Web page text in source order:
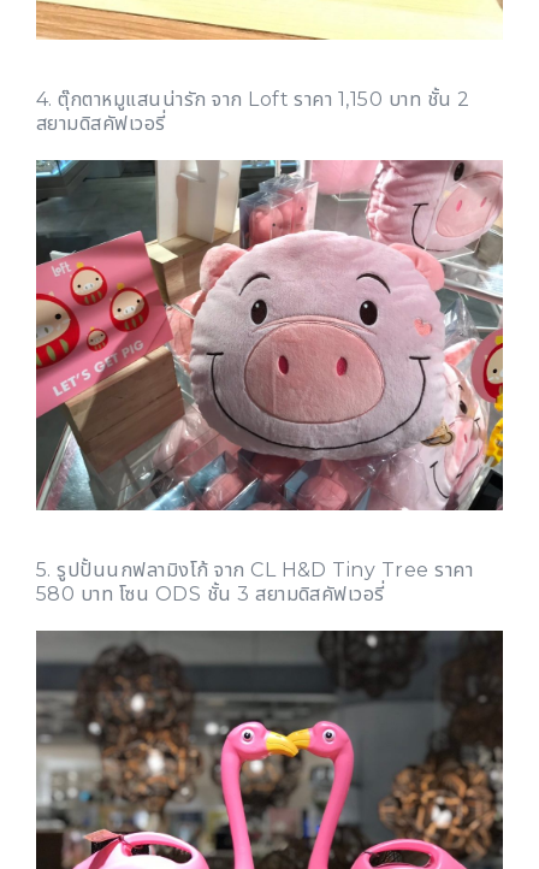
4. ตุ๊กตาหมูแสนน่ารัก จาก Loft ราคา 1,150 บาท ชั้น 2
สยามดิสคัฟเวอรี่
5. รูปปั้นนกฟลามิงโก้ จาก CL H&D Tiny Tree ราคา
580 บาท โซน ODS ชั้น 3 สยามดิสคัฟเวอรี่